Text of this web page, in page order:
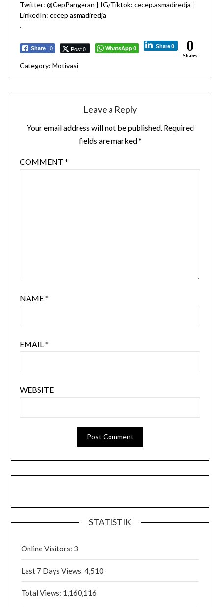
Twitter: @CepPangeran | IG/Tiktok: cecep.asmadiredja |
LinkedIn: cecep asmadiredja
.
Share 0 Post 0 WhatsApp 0 Share 0 0
Shares
Category: Motivasi
Leave a Reply
Your email address will not be published. Required
fields are marked*
COMMENT *
NAME*
EMAIL*
WEBSITE
STATISTIK
Online Visitors: 3
Last 7 Days Views:4,510
Total Views: 1,160,116